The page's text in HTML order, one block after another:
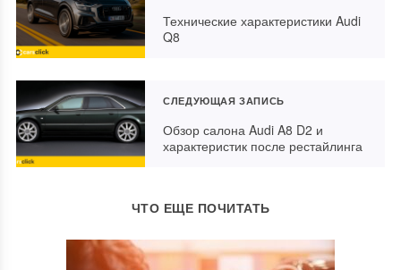
Технические характеристики Audi
Q8
СЛЕДУЮЩАЯ ЗАПИСЬ
Обзор салона Audi A8 D2 и
характеристик после рестайлинга
ЧТО ЕЩЕ ПОЧИТАТЬ